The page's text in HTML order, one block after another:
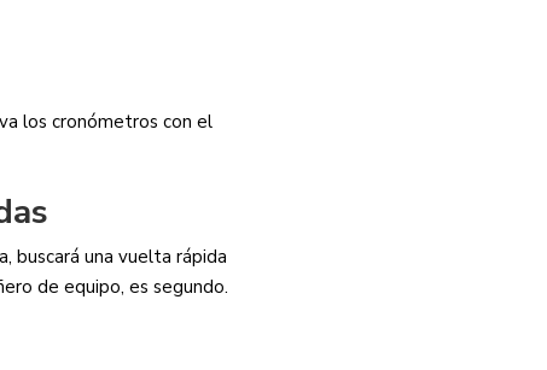
los cronómetros con el
buscará una vuelta rápida
de equipo, es segundo.